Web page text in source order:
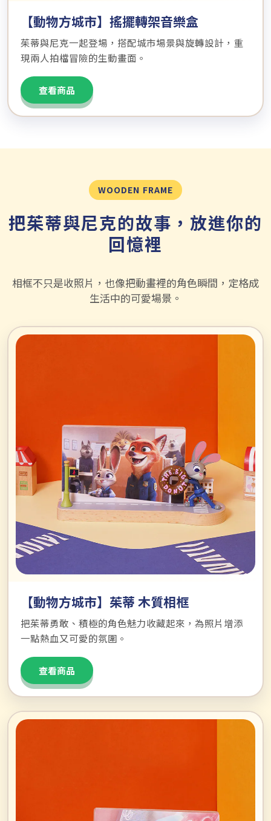
【動物方城市】搖擺轉架音樂盒
茱蒂與尼克一起登場，搭配城市場景與旋轉設計，重
現兩人拍檔冒險的生動畫面。
查看商品
WOODEN FRAME
把茱蒂與尼克的故事，放進你的
回憶裡
相框不只是收照片，也像把動畫裡的角色瞬間，定格成
生活中的可愛場景。
【動物方城市】茱蒂 木質相框
把茱蒂勇敢、積極的角色魅力收藏起來，為照片增添
一點熱血又可愛的氛圍。
查看商品